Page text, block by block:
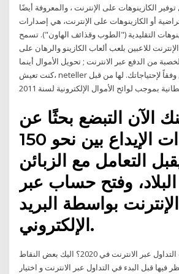
الكازينوهات على الإنترنت ، والمعروفة أيضًا
أو الكازينوهات على الإنترنت، هي إصدارات
التقليدية ("الطوب وقذائف الهاون"). تسمح
للاعبين بلعب ألعاب الكازينو والرهان على
من الدفع عبر الانترنت ; تحويل الأموال أينما
كنت تعيش، neteller توفر لك خيارات الإيداع وفقاً لإحتياجاتك. لها من قبل
بموجب لوائح الأموال الإلكترونية لسنة 2011
الآن التبضع بحثًا عن
شهادات الإيداع بين نحو 150
التعامل مع الزبائن
وفتح حساب عبر
الإنترنت بواسطة البريد
الإلكتروني.
كيف أميّز افضل شركات التداول عبر الانترنت في 2020؟ اليك بعض النقاط
فيها قبل البدء في التداول عبر الانترنت و اختيار